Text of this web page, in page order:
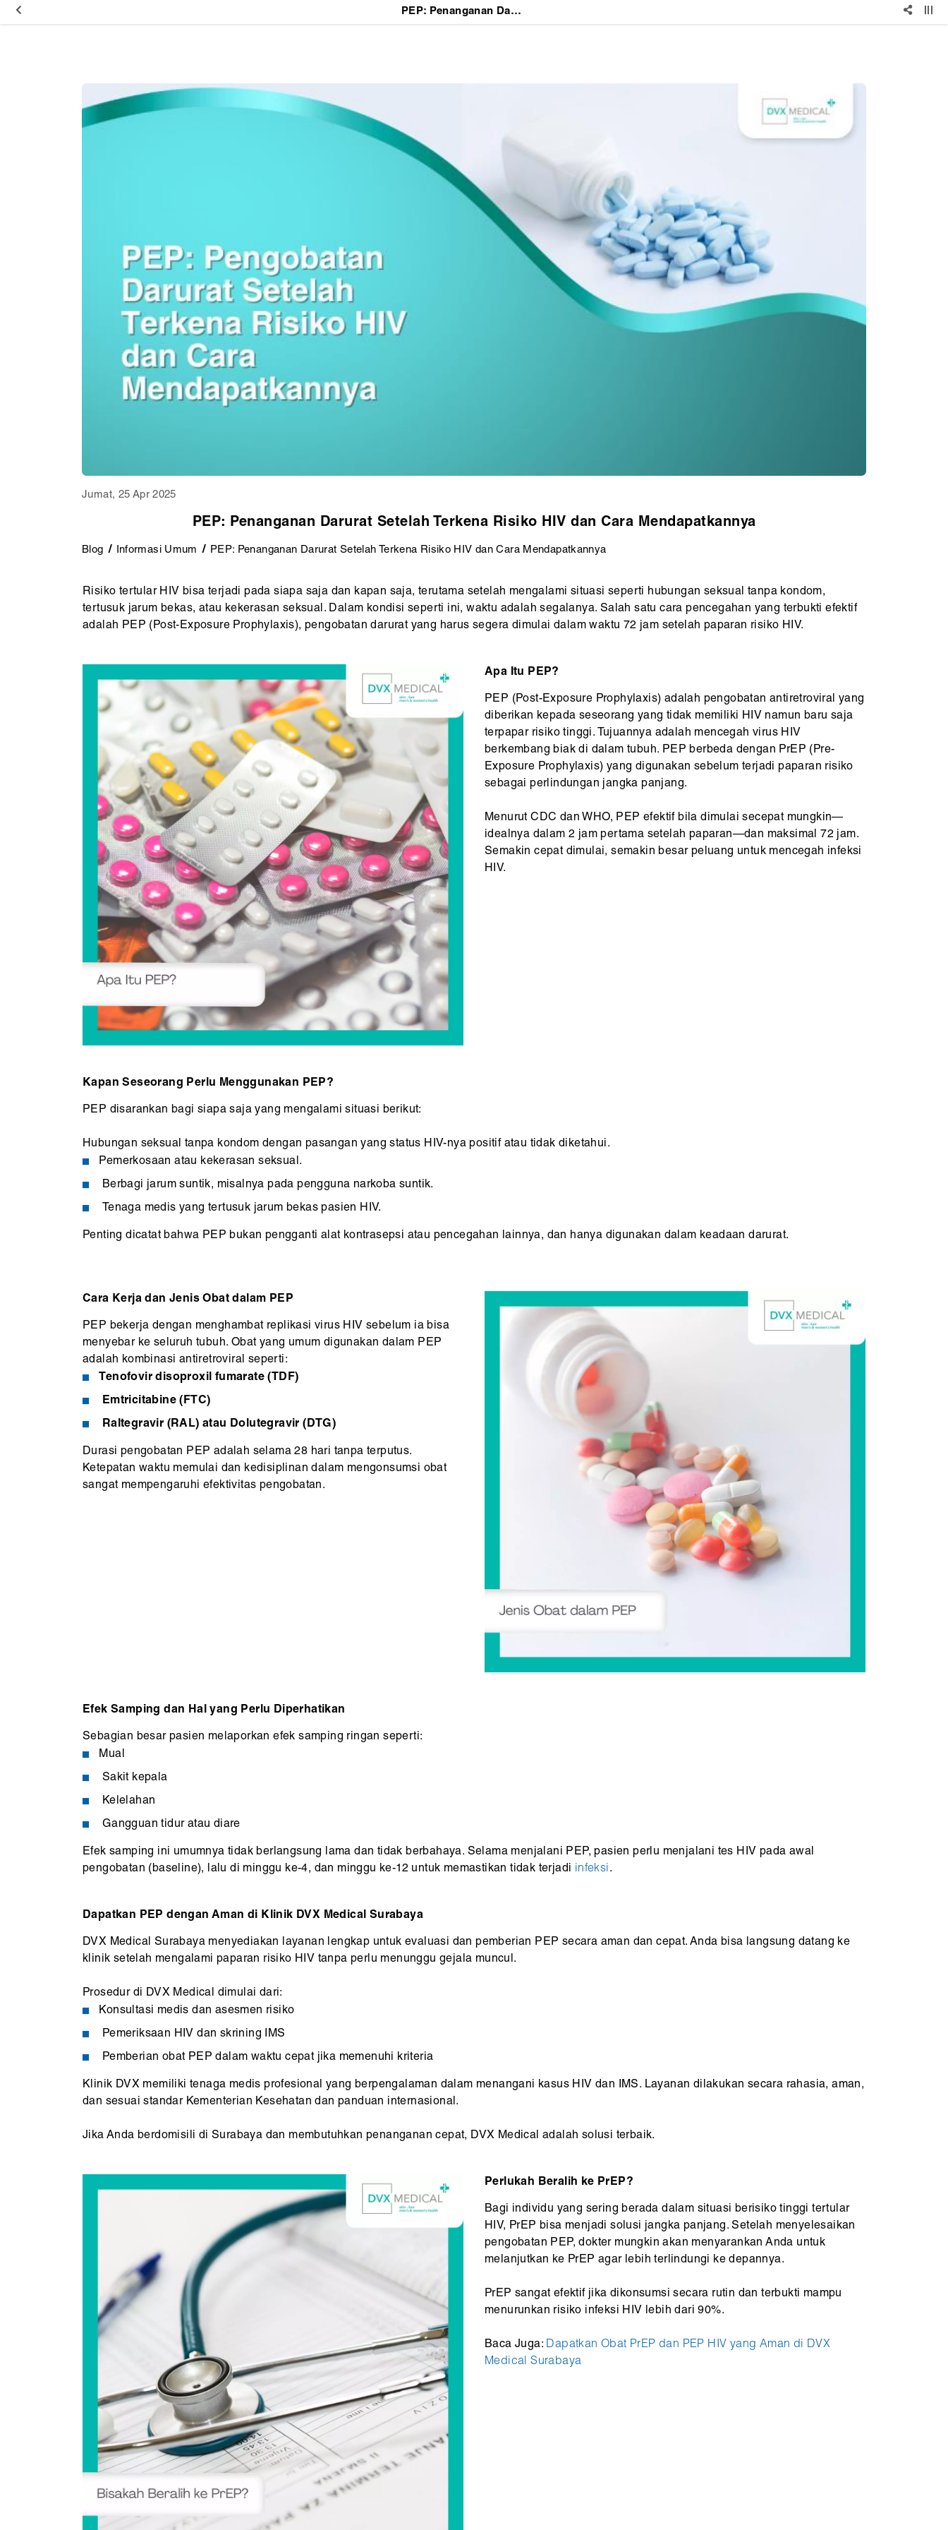
PEP: Penanganan Darurat Setelah Terkena Risiko HIV dan Cara Mendapatkannya
Jumat, 25 Apr 2025
PEP: Penanganan Darurat Setelah Terkena Risiko HIV dan Cara Mendapatkannya
Blog Informasi Umum PEP: Penanganan Darurat Setelah Terkena Risiko HIV dan Cara Mendapatkannya
Risiko tertular HIV bisa terjadi pada siapa saja dan kapan saja, terutama setelah mengalami situasi seperti hubungan seksual tanpa kondom,
tertusuk jarum bekas, atau kekerasan seksual. Dalam kondisi seperti ini, waktu adalah segalanya. Salah satu cara pencegahan yang terbukti efektif
adalah PEP (Post-Exposure Prophylaxis), pengobatan darurat yang harus segera dimulai dalam waktu 72 jam setelah paparan risiko HIV.
Apa Itu PEP?
PEP (Post-Exposure Prophylaxis) adalah pengobatan antiretroviral yang
diberikan kepada seseorang yang tidak memiliki HIV namun baru saja
terpapar risiko tinggi. Tujuannya adalah mencegah virus HIV
berkembang biak di dalam tubuh. PEP berbeda dengan PrEP (Pre-
Exposure Prophylaxis) yang digunakan sebelum terjadi paparan risiko
sebagai perlindungan jangka panjang.
Menurut CDC dan WHO, PEP efektif bila dimulai secepat mungkin—
idealnya dalam 2 jam pertama setelah paparan—dan maksimal 72 jam.
Semakin cepat dimulai, semakin besar peluang untuk mencegah infeksi
HIV.
Kapan Seseorang Perlu Menggunakan PEP?
PEP disarankan bagi siapa saja yang mengalami situasi berikut:
Hubungan seksual tanpa kondom dengan pasangan yang status HIV-nya positif atau tidak diketahui.
Pemerkosaan atau kekerasan seksual.
Berbagi jarum suntik, misalnya pada pengguna narkoba suntik.
Tenaga medis yang tertusuk jarum bekas pasien HIV.
Penting dicatat bahwa PEP bukan pengganti alat kontrasepsi atau pencegahan lainnya, dan hanya digunakan dalam keadaan darurat.
Cara Kerja dan Jenis Obat dalam PEP
PEP bekerja dengan menghambat replikasi virus HIV sebelum ia bisa
menyebar ke seluruh tubuh. Obat yang umum digunakan dalam PEP
adalah kombinasi antiretroviral seperti:
Tenofovir disoproxil fumarate (TDF)
Emtricitabine (FTC)
Raltegravir (RAL) atau Dolutegravir (DTG)
Durasi pengobatan PEP adalah selama 28 hari tanpa terputus.
Ketepatan waktu memulai dan kedisiplinan dalam mengonsumsi obat
sangat mempengaruhi efektivitas pengobatan.
Efek Samping dan Hal yang Perlu Diperhatikan
Sebagian besar pasien melaporkan efek samping ringan seperti:
Mual
Sakit kepala
Kelelahan
Gangguan tidur atau diare
Efek samping ini umumnya tidak berlangsung lama dan tidak berbahaya. Selama menjalani PEP, pasien perlu menjalani tes HIV pada awal
pengobatan (baseline), lalu di minggu ke-4, dan minggu ke-12 untuk memastikan tidak terjadi infeksi.
Dapatkan PEP dengan Aman di Klinik DVX Medical Surabaya
DVX Medical Surabaya menyediakan layanan lengkap untuk evaluasi dan pemberian PEP secara aman dan cepat. Anda bisa langsung datang ke
klinik setelah mengalami paparan risiko HIV tanpa perlu menunggu gejala muncul.
Prosedur di DVX Medical dimulai dari:
Konsultasi medis dan asesmen risiko
Pemeriksaan HIV dan skrining IMS
Pemberian obat PEP dalam waktu cepat jika memenuhi kriteria
Klinik DVX memiliki tenaga medis profesional yang berpengalaman dalam menangani kasus HIV dan IMS. Layanan dilakukan secara rahasia, aman,
dan sesuai standar Kementerian Kesehatan dan panduan internasional.
Jika Anda berdomisili di Surabaya dan membutuhkan penanganan cepat, DVX Medical adalah solusi terbaik.
Perlukah Beralih ke PrEP?
Bagi individu yang sering berada dalam situasi berisiko tinggi tertular
HIV, PrEP bisa menjadi solusi jangka panjang. Setelah menyelesaikan
pengobatan PEP, dokter mungkin akan menyarankan Anda untuk
melanjutkan ke PrEP agar lebih terlindungi ke depannya.
PrEP sangat efektif jika dikonsumsi secara rutin dan terbukti mampu
menurunkan risiko infeksi HIV lebih dari 90%.
Baca Juga: Dapatkan Obat PrEP dan PEP HIV yang Aman di DVX
Medical Surabaya